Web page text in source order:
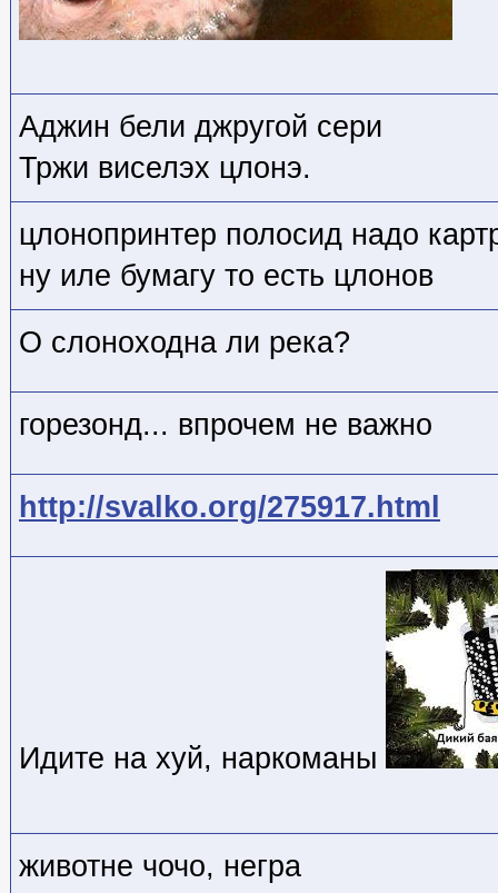
Аджин бели джругой сери
Тржи виселэх цлонэ.
цлонопринтер полосид надо
ну иле бумагу то есть цлонов
О слоноходна ли река?
горезонд... впрочем не важно
http://svalko.org/275917.html
Идите на хуй, наркоманы
животне чочо, негра